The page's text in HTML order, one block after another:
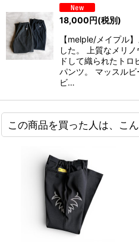
18,000円(税別)
【melple/メイプル
した。 上質なメリ
ドして織られたト
パンツ。 マッスル
ビ…
この商品を買った人は、こ